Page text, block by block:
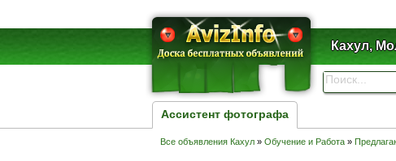
Кахул,
Ассистент фотографа
Все объявления Кахул » Обучение и Работа »